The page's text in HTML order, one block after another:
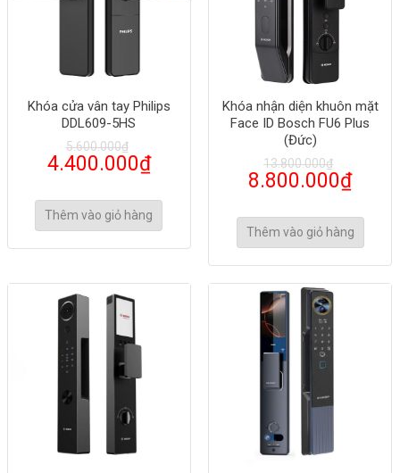
Khóa cửa vân tay Philips
DDL609-5HS
5.600.000₫
4.400.000₫
Thêm vào giỏ hàng
Khóa nhận diện khuôn mặt
Face ID Bosch FU6 Plus
(Đức)
13.800.000₫
8.800.000₫
Thêm vào giỏ hàng